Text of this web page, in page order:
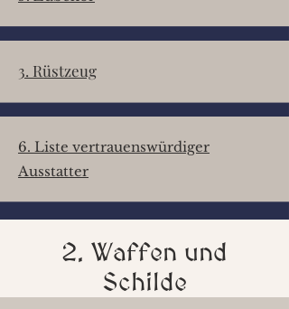
3. Rüstzeug
6. Liste vertrauenswürdiger
Ausstatter
2. Waffen und
Schilde